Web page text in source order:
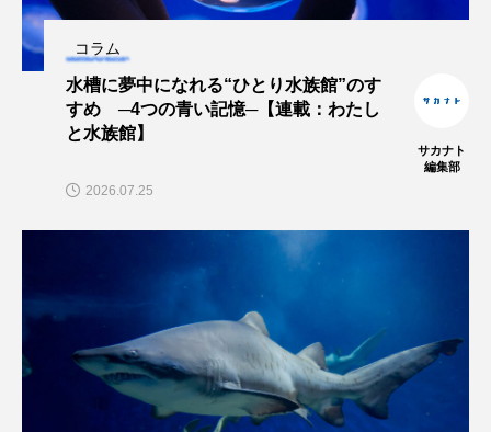
タイコウチ タイドプール タカエビ
タカラガイ タガメ タコ タコクラゲ
タコブネ
タラバガニ
ダイサギ ダンゴウオ チゴガニ チヌ
チリメンモンスター チンアナゴ
ツキヒハナダイ テナガエビ デンキウナギ
コラム
水槽に夢中になれる“ひとり水族館”のす
すめ ─4つの青い記憶─【連載：わたし
と水族館】
サカナト
編集部
2026.07.25